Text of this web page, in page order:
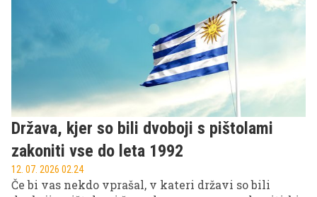
Država, kjer so bili dvoboji s pištolami
zakoniti vse do leta 1992
12. 07. 2026 02.24
Če bi vas nekdo vprašal, v kateri državi so bili